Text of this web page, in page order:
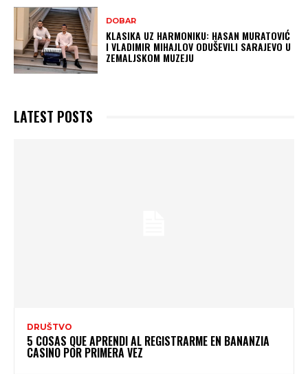
DOBAR
KLASIKA UZ HARMONIKU: HASAN MURATOVIĆ
I VLADIMIR MIHAJLOV ODUŠEVILI SARAJEVO U
ZEMALJSKOM MUZEJU
LATEST POSTS
DRUŠTVO
5 COSAS QUE APRENDI AL REGISTRARME EN BANANZIA
CASINO POR PRIMERA VEZ